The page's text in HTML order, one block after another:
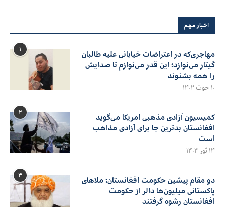
اخبار مهم
۱
مهاجری‌که در اعتراضات خیابانی علیه طالبان
گیتار می‌نوازد؛ این قدر می‌نوازم تا صدایش
را همه بشنوند
۱۰ حوت ۱۴۰۲
۲
کمیسیون آزادی مذهبی امریکا می‌گوید
افغانستان بدترین جا برای آزادی مذاهب
است
۱۴ ثور ۱۴۰۳
۳
دو مقام پیشین حکومت افغانستان: ملاهای
پاکستانی میلیون‌ها دالر از حکومت
افغانستان رشوه گرفتند